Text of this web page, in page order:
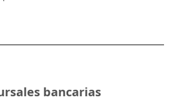
bancarias